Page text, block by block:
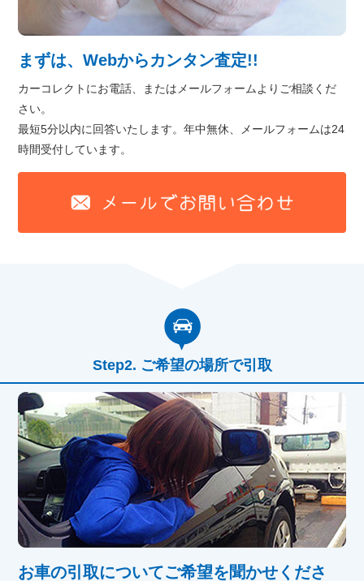
まずは、Webからカンタン査定!!
カーコレクトにお電話、またはメールフォームよりご相談くだ
さい。
最短5分以内に回答いたします。年中無休、メールフォームは24
時間受付しています。
ご希望の場所で引取
お車の引取についてご希望を聞かせくださ